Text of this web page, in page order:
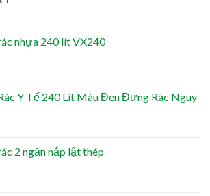
nhựa 240 lít VX240
Y Tế 240 Lít Màu Đen Đựng Rác Nguy
2 ngăn nắp lật thép